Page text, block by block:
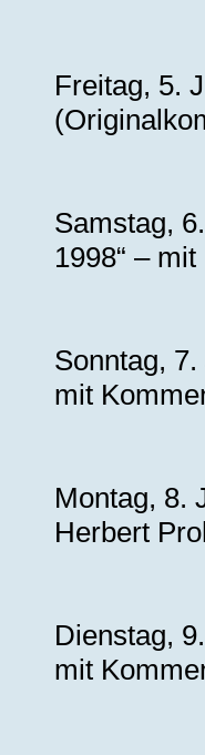
Freitag, 5.
Samstag,
1998“ –
Sonntag,
mit
Montag, 8.
Herbert
Dienstag,
mit